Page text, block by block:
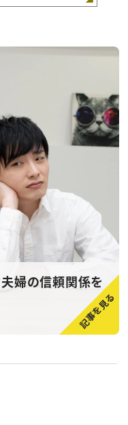
夫婦の信頼関係を